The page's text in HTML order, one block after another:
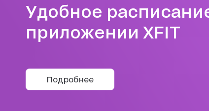
Удобное
приложении XFIT
Подробнее